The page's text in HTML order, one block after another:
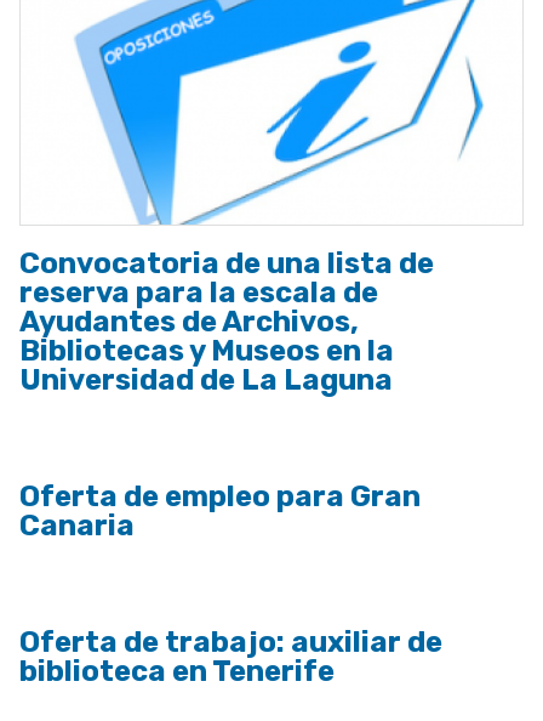
Convocatoria de una lista de
reserva para la escala de
Ayudantes de Archivos,
Bibliotecas y Museos en la
Universidad de La Laguna
Oferta de empleo para Gran
Canaria
Oferta de trabajo: auxiliar de
biblioteca en Tenerife